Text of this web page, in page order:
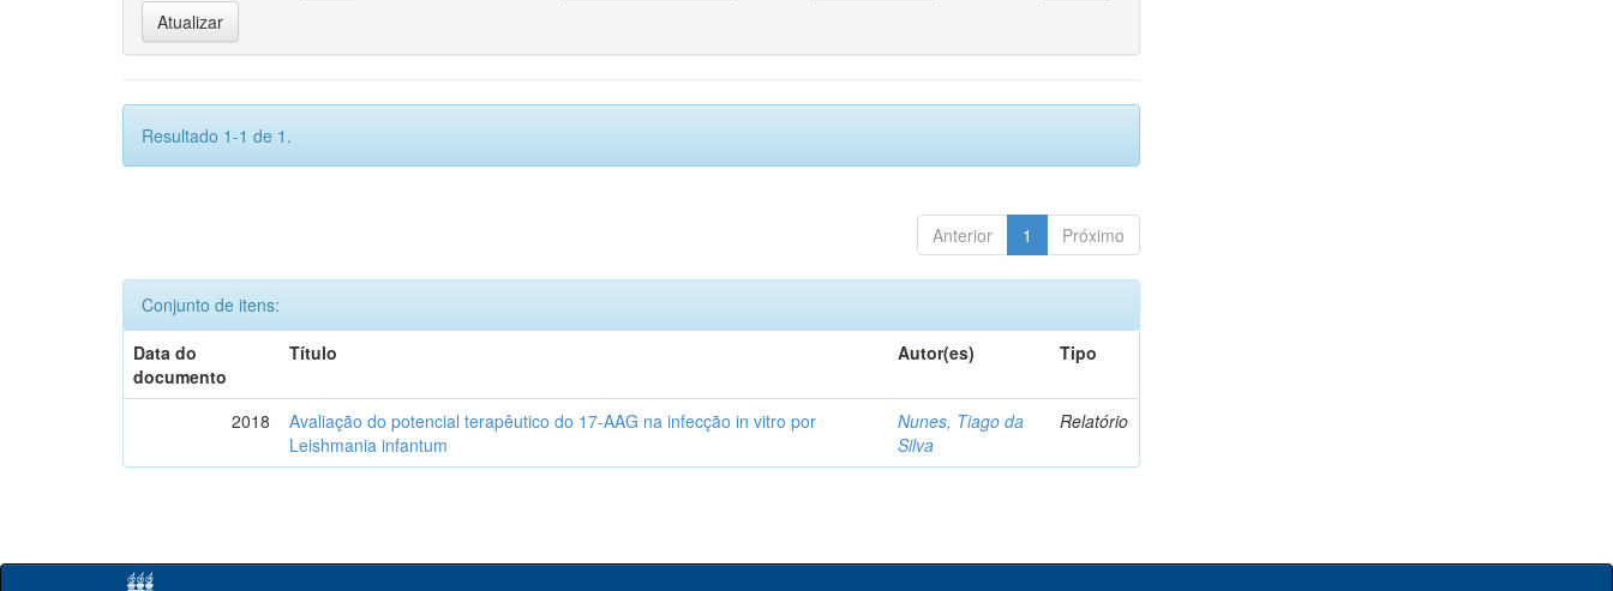
Resultado 1-1 de 1.
Anterior 1 Próximo
Conjunto de itens:
Data do
documento
Título Autor(es) Tipo
2018
Avaliação do potencial terapêutico do 17-AAG na infecção in vitro por
Leishmania infantum
Nunes, Tiago da
Silva
Relatório